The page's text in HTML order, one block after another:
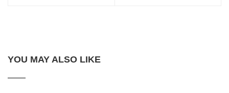
YOU MAY ALSO LIKE